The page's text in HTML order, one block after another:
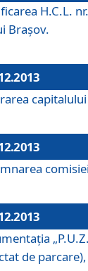
H.C.L.
Braşov.
capitalului
de